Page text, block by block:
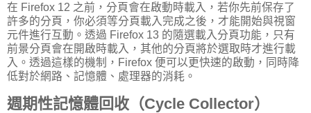
在 Firefox 12 之前，分頁會在啟動時載入，若你先前保存了
許多的分頁，你必須等分頁載入完成之後，才能開始與視窗
元件進行互動。透過 Firefox 13 的隨選載入分頁功能，只有
前景分頁會在開啟時載入，其他的分頁將於選取時才進行載
入。透過這樣的機制，Firefox 便可以更快速的啟動，同時降
低對於網路、記憶體、處理器的消耗。
週期性記憶體回收（Cycle Collector）